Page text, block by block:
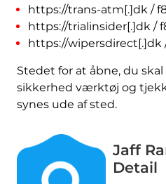
https://trans-atm[.]dk /
https://trialinsider[.]dk /
https://wipersdirect[.]dk
Stedet for at åbne, du
sikkerhed værktøj og
synes ude af sted.
Jaff
Detail